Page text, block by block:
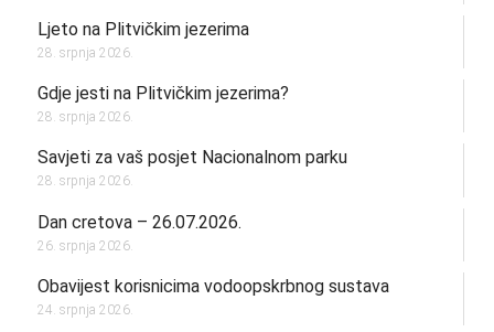
Ljeto na Plitvičkim jezerima
28. srpnja 2026.
Gdje jesti na Plitvičkim jezerima?
28. srpnja 2026.
Savjeti za vaš posjet Nacionalnom parku
28. srpnja 2026.
Dan cretova – 26.07.2026.
26. srpnja 2026.
Obavijest korisnicima vodoopskrbnog sustava
24. srpnja 2026.